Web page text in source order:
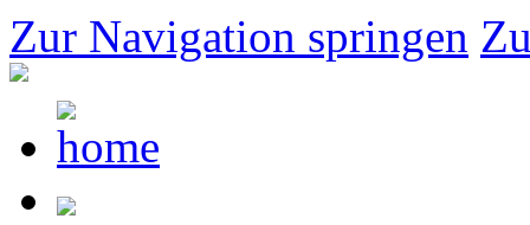
Zur Navigation springen